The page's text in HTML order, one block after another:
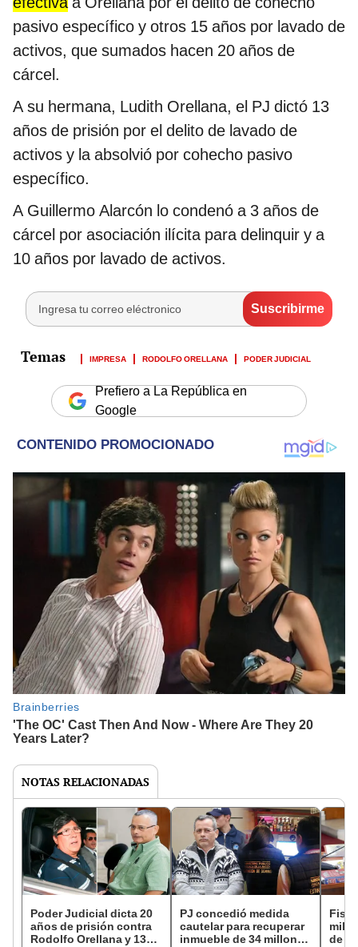
pasivo específico y otros 15 años por lavado de
activos, que sumados hacen 20 años de
cárcel.
A su hermana, Ludith Orellana, el PJ dictó 13
años de prisión por el delito de lavado de
activos y la absolvió por cohecho pasivo
específico.
A Guillermo Alarcón lo condenó a 3 años de
cárcel por asociación ilícita para delinquir y a
10 años por lavado de activos.
IMPRESA RODOLFO ORELLANA PODER JUDICIAL
Prefiero a La República en
Google
NOTAS RELACIONADAS
Poder Judicial dicta 20
años de prisión contra
Rodolfo Orellana y 13
PJ concedió medida
cautelar para recuperar
inmueble de 34 millones
de